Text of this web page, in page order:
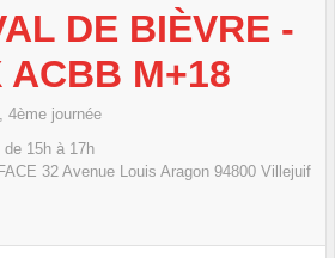
DE BIÈVRE -
ACBB M+18
4ème journée
de 15h à 17h
32 Avenue Louis Aragon 94800 Villejuif